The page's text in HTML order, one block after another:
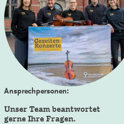
Ansprechpersonen:
Unser Team beantwortet
gerne Ihre Fragen.